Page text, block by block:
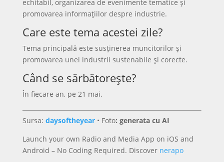
echitabil, organizarea de evenimente tematice și
promovarea informațiilor despre industrie.
Care este tema acestei zile?
Tema principală este susținerea muncitorilor și
promovarea unei industrii sustenabile și corecte.
Când se sărbătorește?
În fiecare an, pe 21 mai.
Sursa: daysoftheyear• Foto: generata cu AI
Launch your own Radio and Media App on iOS and
Android – No Coding Required. Discover nerapo